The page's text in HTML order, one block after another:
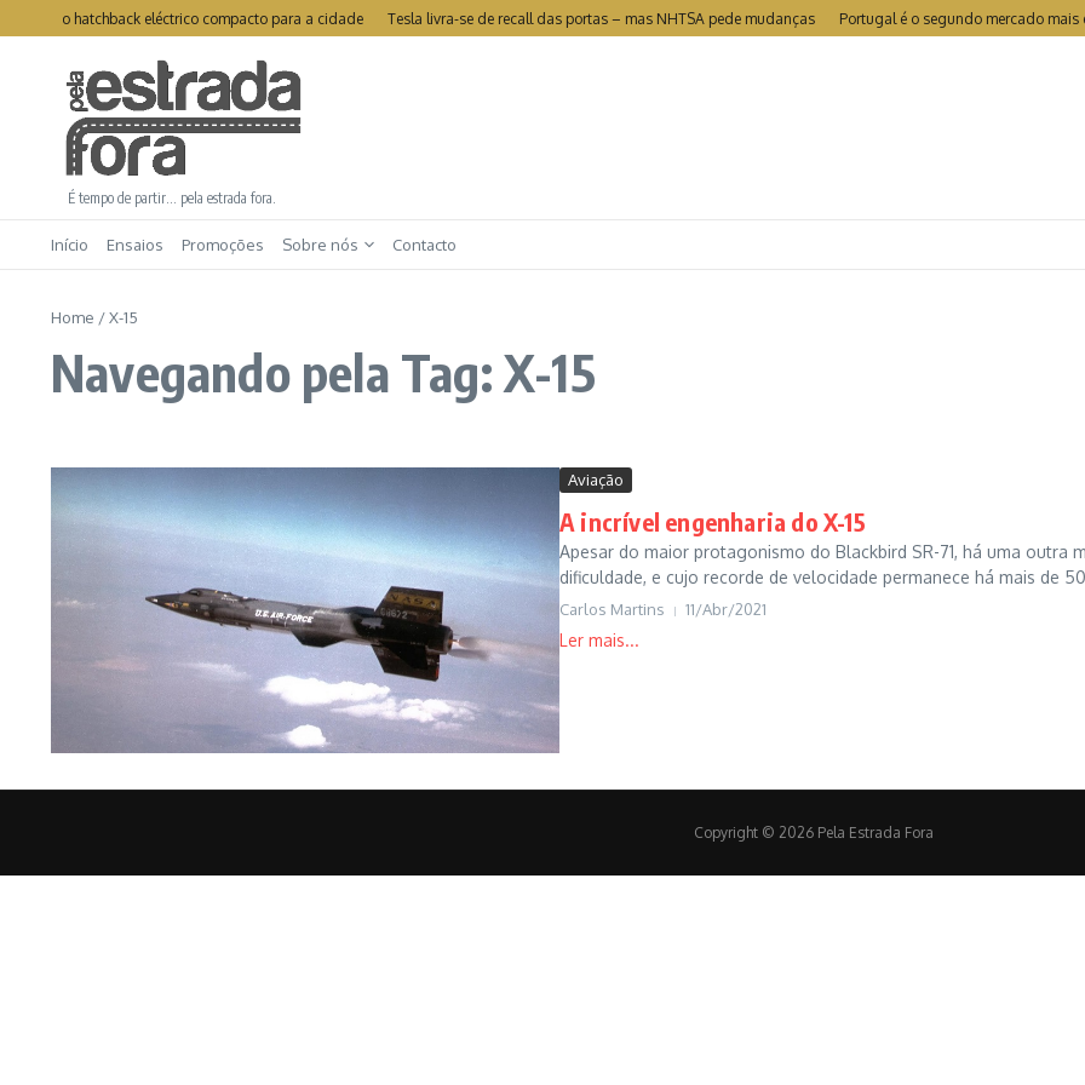
Ir para o conteúdo
A05: o hatchback eléctrico compacto para a cidade Tesla livra-se de recall das portas – mas NHTSA pede mudanças Portugal é o segundo mercado mais
É tempo de partir… pela estrada fora.
Início Ensaios Promoções Sobre nós Contacto
Home /X-15
Navegando pela Tag: X-15
Aviação
A incrível engenharia do X-15
Apesar do maior protagonismo do Blackbird SR-71, há uma outra
dificuldade, e cujo recorde de velocidade permanece há mais de
Carlos Martins 11/Abr/2021
Copyright © 2026 Pela Estrada Fora